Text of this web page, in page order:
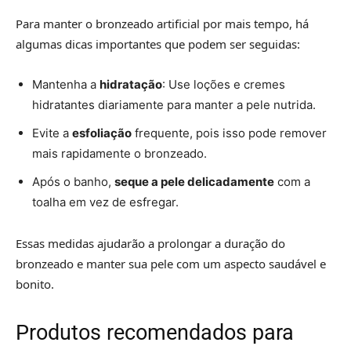
Para manter o bronzeado artificial por mais tempo, há
algumas dicas importantes que podem ser seguidas:
Mantenha a hidratação: Use loções e cremes
hidratantes diariamente para manter a pele nutrida.
Evite a esfoliação frequente, pois isso pode remover
mais rapidamente o bronzeado.
Após o banho, seque a pele delicadamente com a
toalha em vez de esfregar.
Essas medidas ajudarão a prolongar a duração do
bronzeado e manter sua pele com um aspecto saudável e
bonito.
Produtos recomendados para